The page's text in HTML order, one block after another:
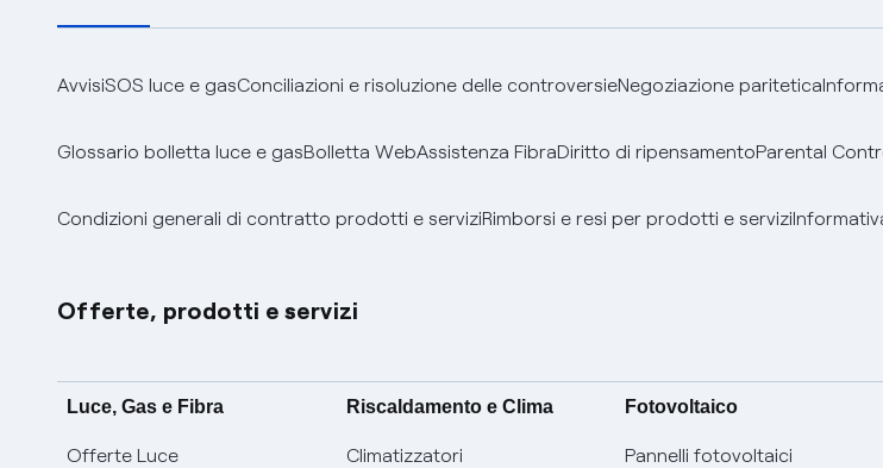
AvvisiSOS luce e gasConciliazioni e risoluzione delle controversieNegoziazione paritetica
Glossario bolletta luce e gasBolletta WebAssistenza FibraDiritto di ripensamentoParental
Condizioni generali di contratto prodotti e serviziRimborsi e resi per prodotti e servizi
Offerte, prodotti e servizi
Luce, Gas e Fibra
Offerte Luce
Riscaldamento e Clima
Climatizzatori
Fotovoltaico
Pannelli fotovoltaici